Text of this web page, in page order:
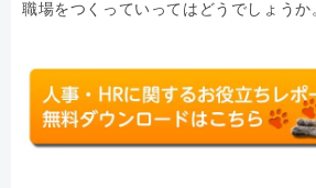
職場をつくっていってはどうでしょうか